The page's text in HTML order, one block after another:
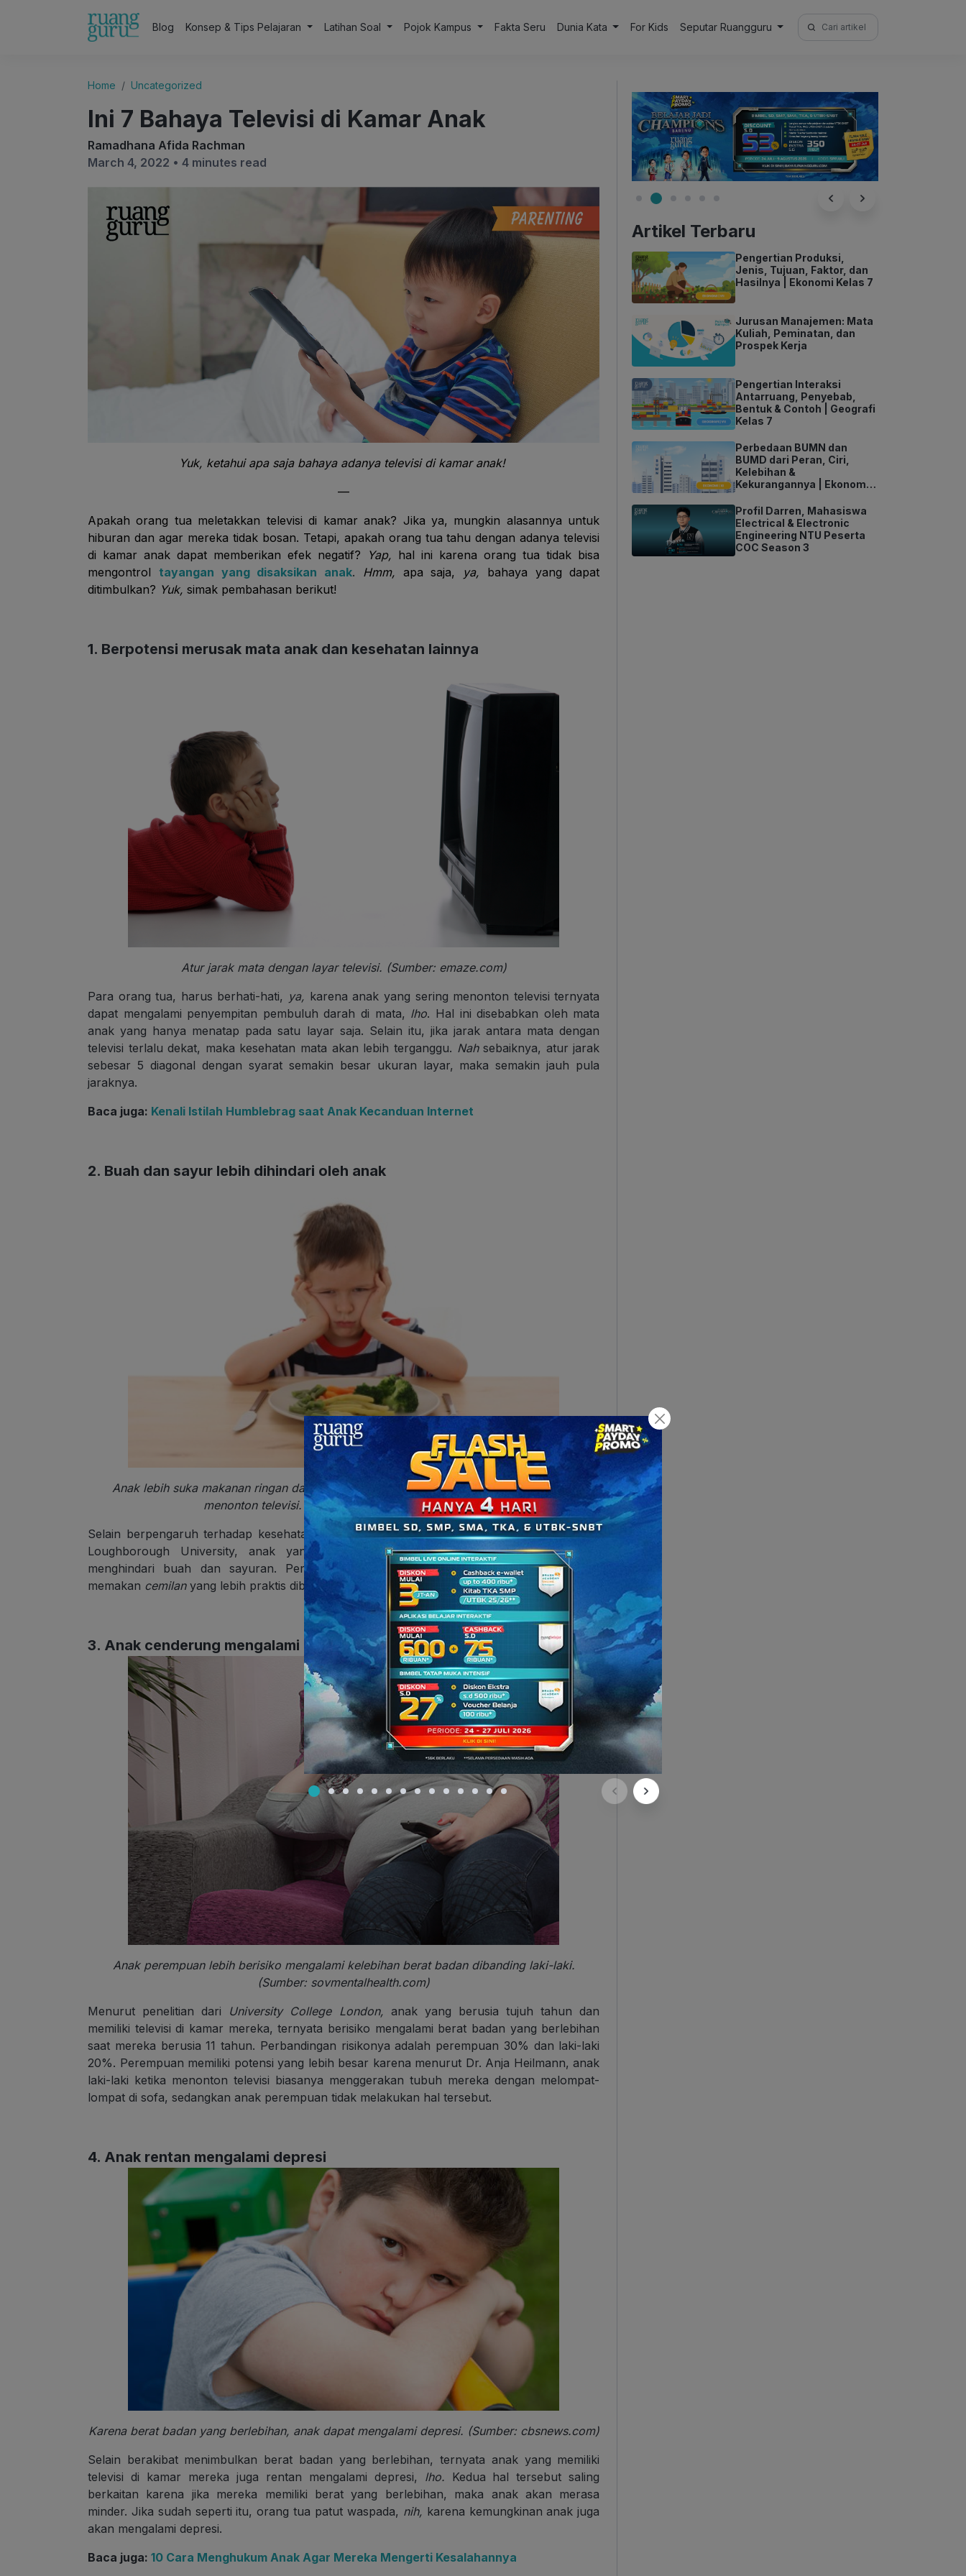
Blog Konsep & Tips Pelajaran Latihan Soal Pojok Kampus Fakta Seru Dunia Kata For Kids Seputar Ruangguru
Search
for:
Home Uncategorized
Ini 7 Bahaya Televisi di Kamar Anak
Ramadhana Afida Rachman
March 4, 2022 • 4 minutes read
Yuk, ketahui apa saja bahaya adanya televisi di kamar anak!
—
Apakah orang tua meletakkan televisi di kamar anak? Jika ya, mungkin alasannya untuk
hiburan dan agar mereka tidak bosan. Tetapi, apakah orang tua tahu dengan adanya televisi
di kamar anak dapat memberikan efek negatif?
Yap, hal ini karena orang tua tidak bisa
mengontrol
tayangan yang disaksikan anak. Hmm, apa saja, ya, bahaya yang dapat
ditimbulkan? Yuk, simak pembahasan berikut!
1. Berpotensi merusak mata anak dan kesehatan lainnya
Atur jarak mata dengan layar televisi. (Sumber: emaze.com)
Para orang tua, harus berhati-hati, ya, karena anak yang sering menonton televisi ternyata
dapat mengalami penyempitan pembuluh darah di mata, lho. Hal ini disebabkan oleh mata
anak yang hanya menatap pada satu layar saja. Selain itu, jika jarak antara mata dengan
televisi terlalu dekat, maka kesehatan mata akan lebih terganggu. Nahsebaiknya, atur jarak
sebesar 5 diagonal dengan syarat semakin besar ukuran layar, maka semakin jauh pula
jaraknya.
Baca juga: Kenali Istilah Humblebrag saat Anak Kecanduan Internet
2. Buah dan sayur lebih dihindari oleh anak
Anak lebih suka makanan ringan daripada buah dan sayuran untuk menemani mereka
menonton televisi. (Sumber: voedingscentrum.com)
Selain berpengaruh terhadap kesehatan anak, berdasarkan penelitian yang dilakukan oleh
Loughborough University, anak yang memiliki televisi di kamarnya juga cenderung
menghindari buah dan sayuran. Perilaku ini timbul karena anak lebih memilih untuk
memakan cemilan yang lebih praktis dibandingkan dengan kedua makanan sehat tersebut.
3. Anak cenderung mengalami obesitas
Anak perempuan lebih berisiko mengalami kelebihan berat badan dibanding laki-laki.
(Sumber: sovmentalhealth.com)
Menurut penelitian dari University College London, anak yang berusia tujuh tahun dan
memiliki televisi di kamar mereka, ternyata berisiko mengalami berat badan yang berlebihan
saat mereka berusia 11 tahun. Perbandingan risikonya adalah perempuan 30% dan laki-laki
20%. Perempuan memiliki potensi yang lebih besar karena menurut Dr. Anja Heilmann, anak
laki-laki ketika menonton televisi biasanya menggerakan tubuh mereka dengan melompat-
lompat di sofa, sedangkan anak perempuan tidak melakukan hal tersebut.
4. Anak rentan mengalami depresi
Karena berat badan yang berlebihan, anak dapat mengalami depresi. (Sumber: cbsnews.com)
Selain berakibat menimbulkan berat badan yang berlebihan, ternyata anak yang memiliki
televisi di kamar mereka juga rentan mengalami depresi, lho. Kedua hal tersebut saling
berkaitan karena jika mereka memiliki berat yang berlebihan, maka anak akan merasa
minder. Jika sudah seperti itu, orang tua patut waspada, nih, karena kemungkinan anak juga
akan mengalami depresi.
Baca juga: 10 Cara Menghukum Anak Agar Mereka Mengerti Kesalahannya
Artikel Terbaru
Pengertian Produksi,
Jenis, Tujuan, Faktor, dan
Hasilnya | Ekonomi Kelas 7
Jurusan Manajemen: Mata
Kuliah, Peminatan, dan
Prospek Kerja
Pengertian Interaksi
Antarruang, Penyebab,
Bentuk & Contoh | Geografi
Kelas 7
Perbedaan BUMN dan
BUMD dari Peran, Ciri,
Kelebihan &
Kekurangannya | Ekonomi
Profil Darren, Mahasiswa
Electrical & Electronic
Engineering NTU Peserta
COC Season 3